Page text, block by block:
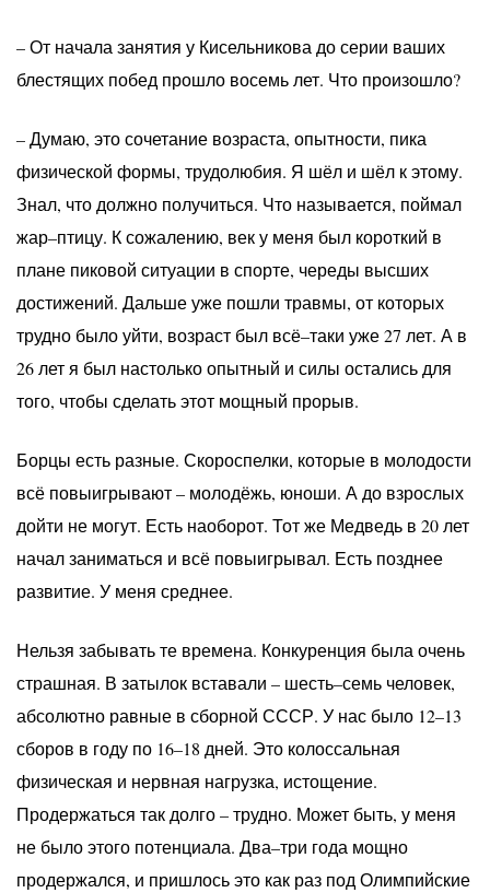
– От начала занятия у Кисельникова до серии ваших
блестящих побед прошло восемь лет. Что произошло?
– Думаю, это сочетание возраста, опытности, пика
физической формы, трудолюбия. Я шёл и шёл к этому.
Знал, что должно получиться. Что называется, поймал
жар–птицу. К сожалению, век у меня был короткий в
плане пиковой ситуации в спорте, череды высших
достижений. Дальше уже пошли травмы, от которых
трудно было уйти, возраст был всё–таки уже 27 лет. А в
26 лет я был настолько опытный и силы остались для
того, чтобы сделать этот мощный прорыв.
Борцы есть разные. Скороспелки, которые в молодости
всё повыигрывают – молодёжь, юноши. А до взрослых
дойти не могут. Есть наоборот. Тот же Медведь в 20 лет
начал заниматься и всё повыигрывал. Есть позднее
развитие. У меня среднее.
Нельзя забывать те времена. Конкуренция была очень
страшная. В затылок вставали – шесть–семь человек,
абсолютно равные в сборной СССР. У нас было 12–13
сборов в году по 16–18 дней. Это колоссальная
физическая и нервная нагрузка, истощение.
Продержаться так долго – трудно. Может быть, у меня
не было этого потенциала. Два–три года мощно
продержался, и пришлось это как раз под Олимпийские